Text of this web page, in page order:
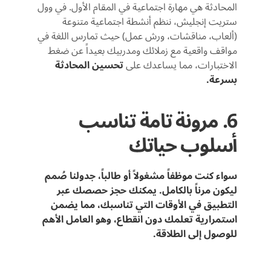
المحادثة هي مهارة اجتماعية في المقام الأول. في وول
ستريت إنجليش، ننظم أنشطة اجتماعية متنوعة
(ألعاب، مناقشات، ورش عمل) حيث تمارس اللغة في
مواقف واقعية مع زملائك ومدربيك بعيداً عن ضغط
الاختبارات، مما يساعدك علىتحسين المحادثة
بسرعة.
6. مرونة تامة تناسب
أسلوب حياتك
سواء كنت موظفاً مشغولاً أو طالباً، جدولنا صُمم
ليكون مرناً بالكامل. يمكنك حجز حصصك عبر
التطبيق في الأوقات التي تناسبك، مما يضمن
استمرارية تعلمك دون انقطاع، وهو العامل الأهم
للوصول إلى الطلاقة.